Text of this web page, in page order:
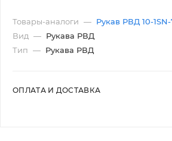
Товары-аналоги — Рукав РВД 10-
Вид — Рукава РВД
Тип — Рукава РВД
ОПЛАТА И ДОСТАВКА